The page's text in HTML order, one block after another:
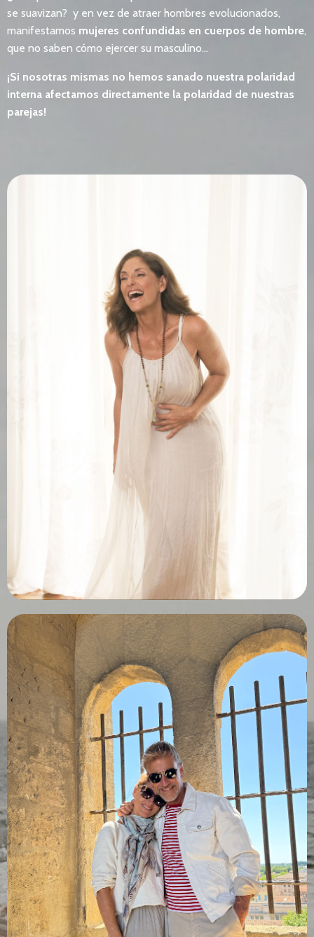
se suavizan? y en vez de atraer hombres evolucionados,
manifestamos mujeres confundidas en cuerpos de hombre,
que no saben cómo ejercer su masculino…
¡Si nosotras mismas no hemos sanado nuestra polaridad
interna afectamos directamente la polaridad de nuestras
parejas!